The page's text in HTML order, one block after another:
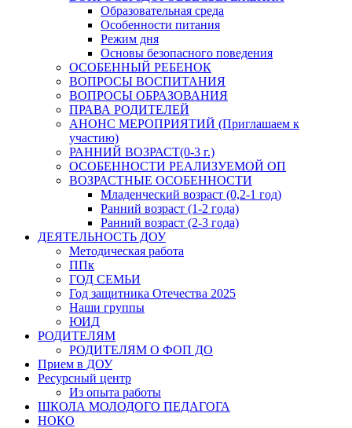
Образовательная среда
Особенности питания
Режим дня
Основы безопасного поведения
ОСОБЕННЫЙ РЕБЕНОК
ВОПРОСЫ ВОСПИТАНИЯ
ВОПРОСЫ ОБРАЗОВАНИЯ
ПРАВА РОДИТЕЛЕЙ
АНОНС МЕРОПРИЯТИЙ (Приглашаем к
участию)
РАННИЙ ВОЗРАСТ(0-3 г.)
ОСОБЕННОСТИ РЕАЛИЗУЕМОЙ ОП
ВОЗРАСТНЫЕ ОСОБЕННОСТИ
Младенческий возраст (0,2-1 год)
Ранний возраст (1-2 года)
Ранний возраст (2-3 года)
ДЕЯТЕЛЬНОСТЬ ДОУ
Методическая работа
ППк
ГОД СЕМЬИ
Год защитника Отечества 2025
Наши группы
ЮИД
РОДИТЕЛЯМ
РОДИТЕЛЯМ О ФОП ДО
Прием в ДОУ
Ресурсный центр
Из опыта работы
ШКОЛА МОЛОДОГО ПЕДАГОГА
НОКО